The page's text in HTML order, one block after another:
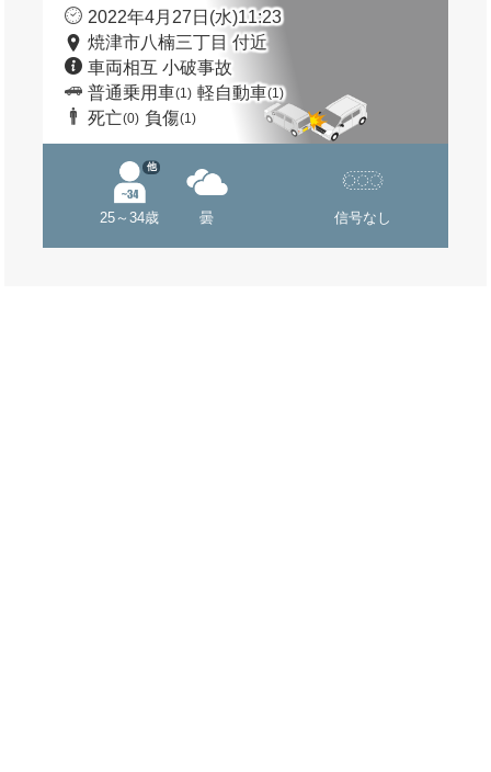
2022年4月27日(水)11:23
焼津市八楠三丁目 付近
車両相互 小破事故
普通乗用車(1) 軽自動車(1)
死亡(0) 負傷(1)
25～34歳
他
曇 信号なし